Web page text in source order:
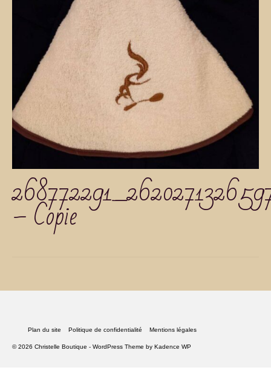
– Copie
Plan du site Politique de confidentialité Mentions légales
© 2026 Christelle Boutique - WordPress Theme by Kadence WP